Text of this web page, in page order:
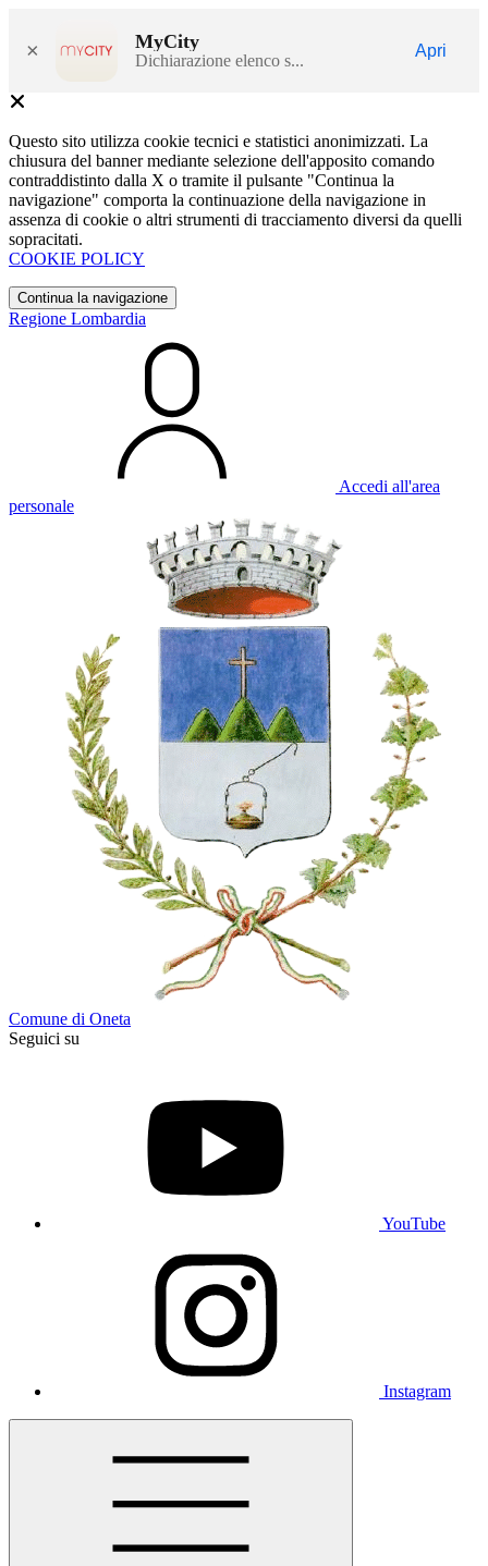
× MyCity
Dichiarazione elenco s...
Apri
Questo sito utilizza cookie tecnici e statistici anonimizzati. La
chiusura del banner mediante selezione dell'apposito comando
contraddistinto dalla X o tramite il pulsante "Continua la
navigazione" comporta la continuazione della navigazione in
assenza di cookie o altri strumenti di tracciamento diversi da quelli
sopracitati.
COOKIE POLICY
Continua la navigazione
Regione Lombardia
Accedi all'area
personale
Comune di Oneta
Seguici su
YouTube
Instagram